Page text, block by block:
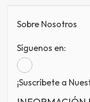
Sobre Nosotros
Síguenos en:
¡Suscríbete a